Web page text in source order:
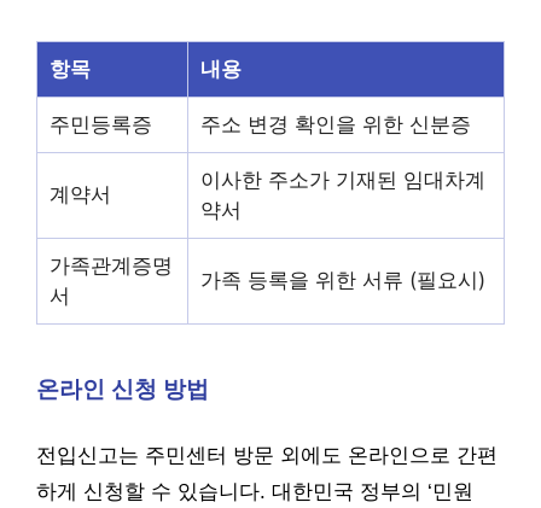
항목 내용
주민등록증 주소 변경 확인을 위한 신분증
계약서
이사한 주소가 기재된 임대차계
약서
가족관계증명
서
가족 등록을 위한 서류 (필요시)
온라인 신청 방법
전입신고는 주민센터 방문 외에도 온라인으로 간편
하게 신청할 수 있습니다. 대한민국 정부의 ‘민원